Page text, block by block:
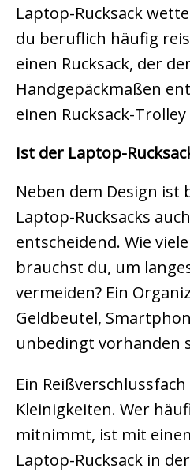
Laptop-Rucksack
du beruflich häufig
einen Rucksack, der
Handgepäckmaßen
einen Rucksack-
Ist der Laptop-
Neben dem Design ist
Laptop-Rucksacks
entscheidend. Wie
brauchst du, um
vermeiden? Ein
Geldbeutel,
unbedingt vorhanden
Ein
Kleinigkeiten. Wer
mitnimmt, ist mit
Laptop-Rucksack in